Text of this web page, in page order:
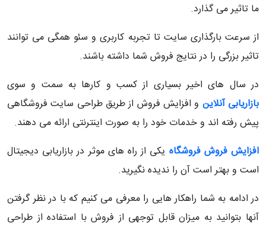
ما تاثیر می گذارد.
از سرعت بارگذاری سایت تا تجربه کاربری و سئو همگی می توانند
تاثیر بزرگی را در نتایج فروش شما داشته باشند.
در سال های اخیر بسیاری از کسب و کارها به سمت و سوی
بازاریابی آنلاین و افزایش فروش از طریق طراحی سایت فروشگاهی
پیش رفته اند و خدمات خود را به صورت اینترنتی ارائه می دهند.
افزایش فروش فروشگاه یکی از راه های موثر در بازاریابی دیجیتال
است و بهتر است آن را ندیده نگیرید.
در ادامه به شما راهکار هایی را معرفی می کنیم که با در نظر گرفتن
آنها بتوانید به میزان قابل توجهی از فروش با استفاده از طراحی